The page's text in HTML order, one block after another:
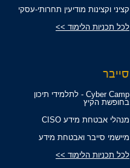
קציני וקצינות מודיעין תחרותי-עסקי
לכל תכניות הלימוד >>
סייבר
Cyber Camp - לתלמידי תיכון
בחופשת הקיץ
מנהלי אבטחת מידע CISO
מיישמי סייבר ואבטחת מידע
לכל תכניות הלימוד >>